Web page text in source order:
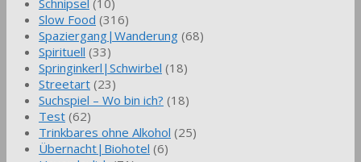
Slow Food (316)
Spaziergang|Wanderung (68)
Spirituell (33)
Springinkerl|Schwirbel (18)
Streetart (23)
Suchspiel – Wo bin ich? (18)
Test (62)
Trinkbares ohne Alkohol (25)
Übernacht|Biohotel (6)